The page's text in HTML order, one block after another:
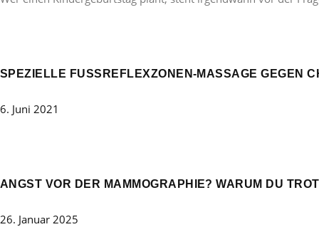
SPEZIELLE FUSSREFLEXZONEN-MASSAGE GEGEN
6. Juni 2021
ANGST VOR DER MAMMOGRAPHIE? WARUM DU
26. Januar 2025